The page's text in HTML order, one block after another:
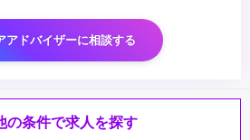
アドバイザーに相談する
の条件で求人を探す